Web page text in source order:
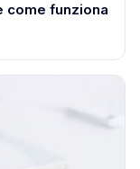
come funziona